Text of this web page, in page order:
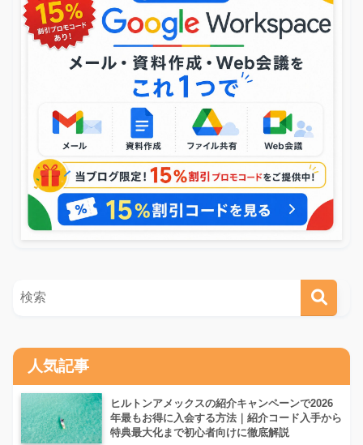
人気記事
ヒルトンアメックスの紹介キャンペーンで2026
年最もお得に入会する方法｜紹介コード入手から
特典最大化まで初心者向けに徹底解説